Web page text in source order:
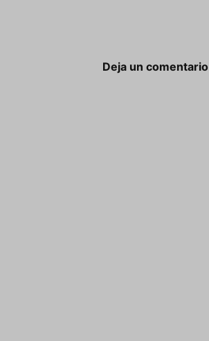
Deja un comentario